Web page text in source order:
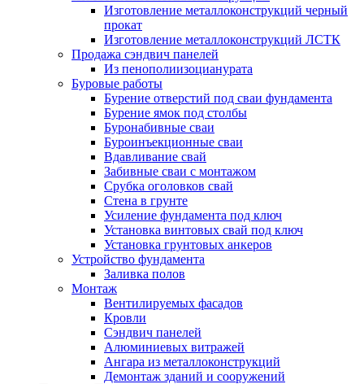
Изготовление металлоконструкций черный
прокат
Изготовление металлоконструкций ЛСТК
Продажа сэндвич панелей
Из пенополиизоцианурата
Буровые работы
Бурение отверстий под сваи фундамента
Бурение ямок под столбы
Буронабивные сваи
Буроинъекционные сваи
Вдавливание свай
Забивные сваи с монтажом
Срубка оголовков свай
Стена в грунте
Усиление фундамента под ключ
Установка винтовых свай под ключ
Установка грунтовых анкеров
Устройство фундамента
Заливка полов
Монтаж
Вентилируемых фасадов
Кровли
Сэндвич панелей
Алюминиевых витражей
Ангара из металлоконструкций
Демонтаж зданий и сооружений